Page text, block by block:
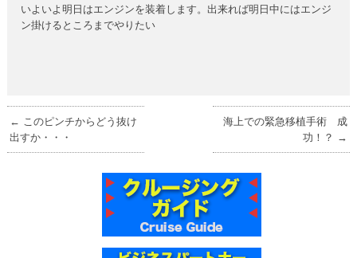
いよいよ明日はエンジンを装着します。出来れば明日中にはエンジ
ン掛けるところまでやりたい
← このピンチからどう抜け
出すか・・・
海上での緊急移植手術 成
功！？ →